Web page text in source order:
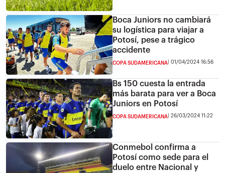
Boca Juniors no cambiará
su logística para viajar a
Potosí, pese a trágico
accidente
COPA SUDAMERICANA 01/04/2024 16:56
Bs 150 cuesta la entrada
más barata para ver a Boca
Juniors en Potosí
COPA SUDAMERICANA 26/03/2024 11:22
Conmebol confirma a
Potosí como sede para el
duelo entre Nacional y